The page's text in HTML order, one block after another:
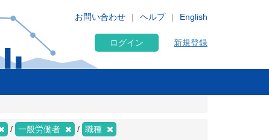
English
お問い合わせ ヘルプ
ログイン 新規登録
一般労働者 職種